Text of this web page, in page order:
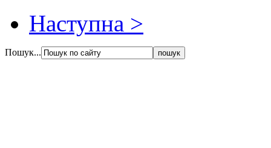
Наступна >
Пошук...